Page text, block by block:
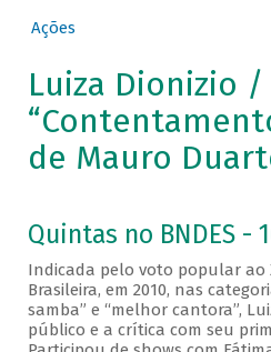
Ações
Luiza Dionizio /
de Mauro
Quintas no BNDES -
Indicada pelo voto popular ao
Brasileira, em 2010, nas
samba” e “melhor cantora”,
público e a crítica com seu